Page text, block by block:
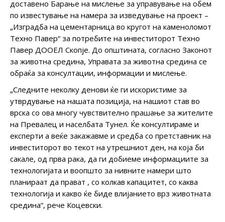
доставено Барање на мислење за управување на обем
по известување на намера за изведување на проект –
„Изградба на цементарница во кругот на каменоломот
Техно Павер“ за потребите на инвеститорот Техно
Павер ДООЕЛ Скопје. До општината, согласно Законот
за животна средина, Управата за животна средина се
обраќа за консултации, информации и мислење.
„Следните неколку денови ќе ги искористиме за
утврдување на нашата позиција, на нашиот став во
врска со ова многу чувствително прашање за жителите
на Превалец и населбата Тунел. Ќе консултираме и
експерти а веќе закажавме и средба со претставник на
инвеститорот во текот на утрешниот ден, на која би
сакале, од прва рака, да ги добиеме информациите за
технологијата и воопшто за нивните намери што
планираат да прават , со колкав капацитет, со каква
технологија и какво ќе биде влијанието врз животната
средина“, рече Коцевски.